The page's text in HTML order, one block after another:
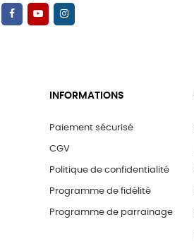
INFORMATIONS
Paiement sécurisé
CGV
Politique de confidentialité
Programme de fidélité
Programme de parrainage